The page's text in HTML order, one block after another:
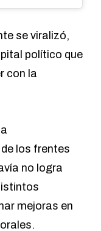
se viralizó,
político que
con la
los frentes
no logra
mejoras en